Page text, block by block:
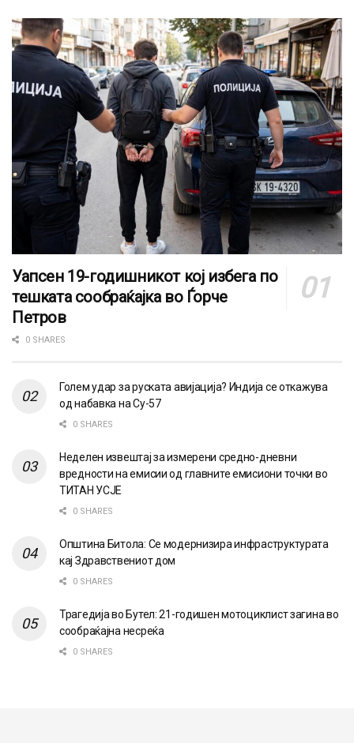
Уапсен 19-годишникот кој избега по
тешката сообраќајка во Ѓорче
Петров
0 SHARES
Голем удар за руската авијација? Индија се откажува
од набавка на Су-57
0 SHARES
Неделен извештај за измерени средно-дневни
вредности на емисии од главните емисиони точки во
ТИТАН УСЈЕ
0 SHARES
Општина Битола: Се модернизира инфраструктурата
кај Здравствениот дом
0 SHARES
Трагедија во Бутел: 21-годишен мотоциклист загина во
сообраќајна несреќа
0 SHARES